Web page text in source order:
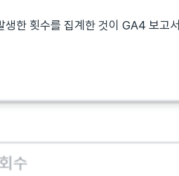
생한 횟수를 집계한 것이 GA4 보고